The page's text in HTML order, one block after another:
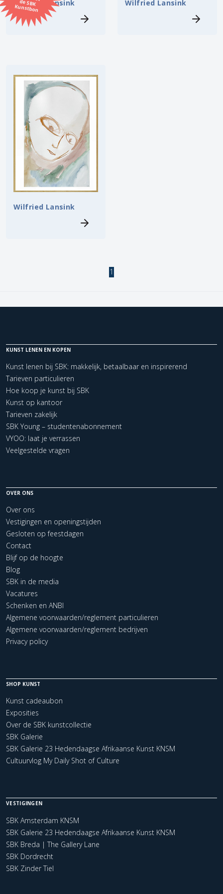
Kunstbon
Kunstenaar
Orientatie
Zoeken
Kerncollectie
3 items.
Pagina: 1
Wilfried Lansink Wilfried Lansink
Wilfried Lansink
1
KUNST LENEN EN KOPEN
Kunst lenen bij SBK: makkelijk, betaalbaar en inspirerend
Tarieven particulieren
Hoe koop je kunst bij SBK
Kunst op kantoor
Tarieven zakelijk
SBK Young – studentenabonnement
VYOO: laat je verrassen
Veelgestelde vragen
OVER ONS
Over ons
Vestigingen en openingstijden
Gesloten op feestdagen
Contact
Blijf op de hoogte
Blog
SBK in de media
Vacatures
Schenken en ANBI
Algemene voorwaarden/reglement particulieren
Algemene voorwaarden/reglement bedrijven
Privacy policy
SHOP KUNST
Kunst cadeaubon
Exposities
Over de SBK kunstcollectie
SBK Galerie
SBK Galerie 23 Hedendaagse Afrikaanse Kunst KNSM
Cultuurvlog My Daily Shot of Culture
VESTIGINGEN
SBK Amsterdam KNSM
SBK Galerie 23 Hedendaagse Afrikaanse Kunst KNSM
SBK Breda | The Gallery Lane
SBK Dordrecht
SBK Zinder Tiel